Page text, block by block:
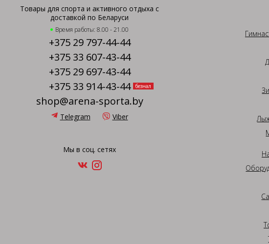
Товары для спорта и активного отдыха с
доставкой по Беларуси
Время работы: 8.00 - 21.00
+375 29 797-44-44
+375 33 607-43-44
+375 29 697-43-44
+375 33 914-43-44
безнал
shop@arena-sporta.by
Telegram Viber
Мы в соц. сетях